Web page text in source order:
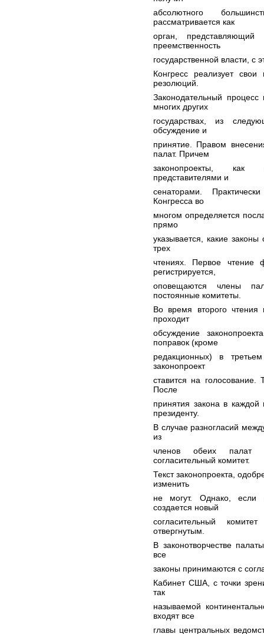
абсолютного
рассматривается как
орган,
преемственность
государственной власти, с
Конгресс реализует
резолюций.
Законодательный
многих других
государствах, из
обсуждение и
принятие. Правом
палат. Причем
законопроекты, как
представителями и
сенаторами.
Конгресса во
многом определяется
прямо
указывается, какие
трех
чтениях. Первое чтение
регистрируется,
оповещаются члены
постоянные комитеты.
Во время второго чтения
проходит
обсуждение
поправок (кроме
редакционных) в
законопроект
ставится на голосование.
После
принятия закона в
президенту.
В случае разногласий
из
членов обеих палат
согласительный комитет.
Текст законопроекта,
изменить
не могут. Однако, если
создается новый
согласительный
отвергнутым.
В законотворчестве
все
законы принимаются с
Кабинет США, с точки
так
называемой
входят все
главы центральных